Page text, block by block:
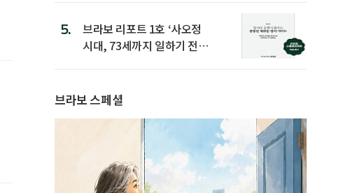
5.
브라보 리포트 1호 ‘사오정
시대, 73세까지 일하기 전략’
브라보 스페셜